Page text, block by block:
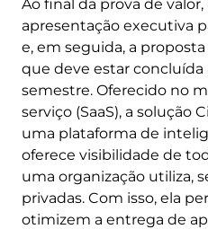
Ao final da prova de
apresentação executiva
e, em seguida, a
que deve estar
semestre. Oferecido no
serviço (SaaS), a solução
uma plataforma de
oferece visibilidade de
uma organização utiliza,
privadas. Com isso, ela
otimizem a entrega de